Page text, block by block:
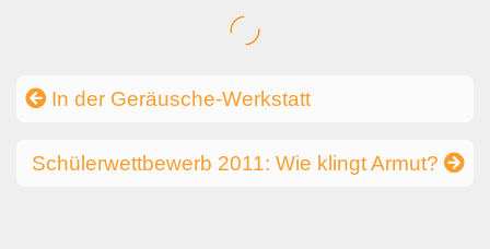
In der Geräusche-Werkstatt
Schülerwettbewerb 2011: Wie klingt Armut?